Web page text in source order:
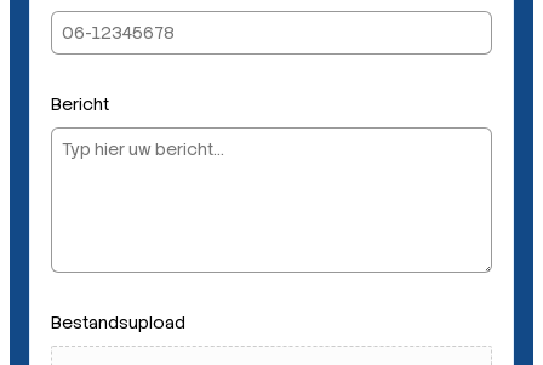
a
a
a
l
*
Bericht
Bestandsupload